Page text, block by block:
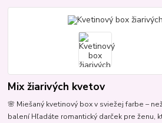
Mix žiarivých kvetov
🌸 Miešaný kvetinový box v sviežej farbe –
balení Hľadáte romantický darček pre ženu,